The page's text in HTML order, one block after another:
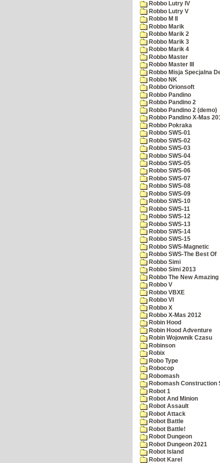
Robbo Lutry IV
Robbo Lutry V
Robbo M II
Robbo Marik
Robbo Marik 2
Robbo Marik 3
Robbo Marik 4
Robbo Master
Robbo Master III
Robbo Misja Specjalna
Robbo NK
Robbo Orionsoft
Robbo Pandino
Robbo Pandino 2
Robbo Pandino 2 (demo)
Robbo Pandino X-Mas
Robbo Pokraka
Robbo SWS-01
Robbo SWS-02
Robbo SWS-03
Robbo SWS-04
Robbo SWS-05
Robbo SWS-06
Robbo SWS-07
Robbo SWS-08
Robbo SWS-09
Robbo SWS-10
Robbo SWS-11
Robbo SWS-12
Robbo SWS-13
Robbo SWS-14
Robbo SWS-15
Robbo SWS-Magnetic
Robbo SWS-The Best Of
Robbo Simi
Robbo Simi 2013
Robbo The New
Robbo V
Robbo VBXE
Robbo VI
Robbo X
Robbo X-Mas 2012
Robin Hood
Robin Hood Adventure
Robin Wojownik Czasu
Robinson
Robix
Robo Type
Robocop
Robomash
Robomash Construction
Robot 1
Robot And Minion
Robot Assault
Robot Attack
Robot Battle
Robot Battle!
Robot Dungeon
Robot Dungeon 2021
Robot Island
Robot Karel